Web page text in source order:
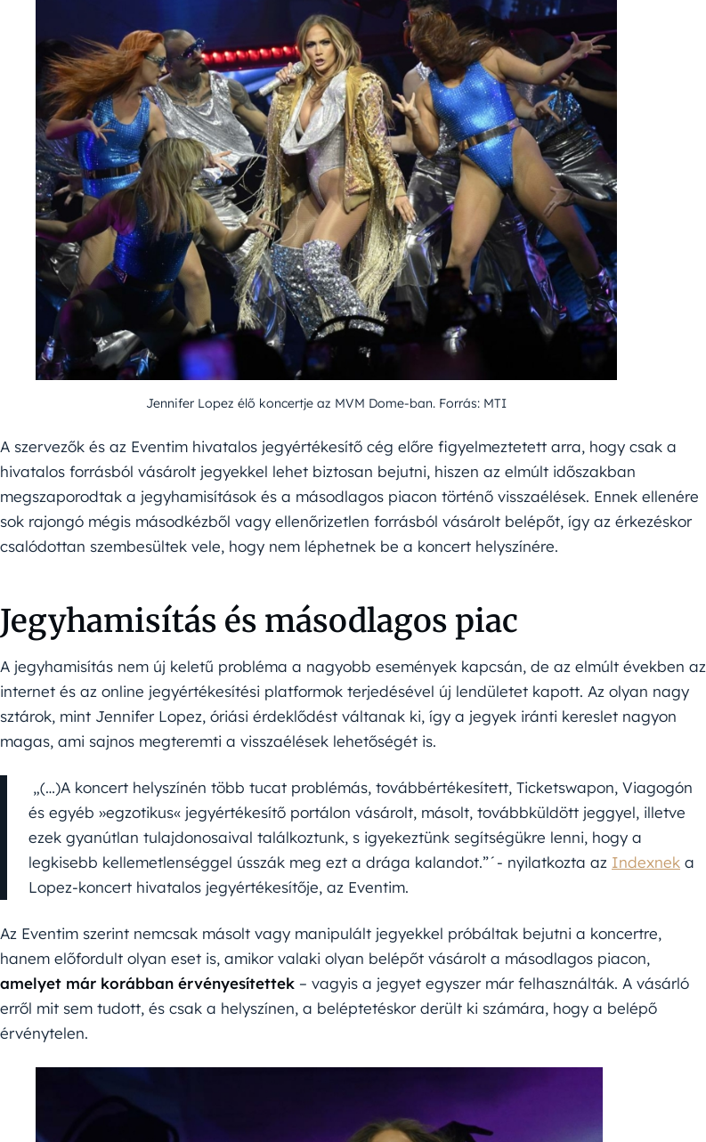
Jennifer Lopez élő koncertje az MVM Dome-ban. Forrás: MTI
A szervezők és az Eventim hivatalos jegyértékesítő cég előre figyelmeztetett arra, hogy csak a
hivatalos forrásból vásárolt jegyekkel lehet biztosan bejutni, hiszen az elmúlt időszakban
megszaporodtak a jegyhamisítások és a másodlagos piacon történő visszaélések. Ennek ellenére
sok rajongó mégis másodkézből vagy ellenőrizetlen forrásból vásárolt belépőt, így az érkezéskor
csalódottan szembesültek vele, hogy nem léphetnek be a koncert helyszínére.
Jegyhamisítás és másodlagos piac
A jegyhamisítás nem új keletű probléma a nagyobb események kapcsán, de az elmúlt években az
internet és az online jegyértékesítési platformok terjedésével új lendületet kapott. Az olyan nagy
sztárok, mint Jennifer Lopez, óriási érdeklődést váltanak ki, így a jegyek iránti kereslet nagyon
magas, ami sajnos megteremti a visszaélések lehetőségét is.
„(…)A koncert helyszínén több tucat problémás, továbbértékesített, Ticketswapon, Viagogón
és egyéb »egzotikus« jegyértékesítő portálon vásárolt, másolt, továbbküldött jeggyel, illetve
ezek gyanútlan tulajdonosaival találkoztunk, s igyekeztünk segítségükre lenni, hogy a
legkisebb kellemetlenséggel ússzák meg ezt a drága kalandot.”´- nyilatkozta az Indexnek a
Lopez-koncert hivatalos jegyértékesítője, az Eventim.
Az Eventim szerint nemcsak másolt vagy manipulált jegyekkel próbáltak bejutni a koncertre,
hanem előfordult olyan eset is, amikor valaki olyan belépőt vásárolt a másodlagos piacon,
amelyet már korábban érvényesítettek – vagyis a jegyet egyszer már felhasználták. A vásárló
erről mit sem tudott, és csak a helyszínen, a beléptetéskor derült ki számára, hogy a belépő
érvénytelen.